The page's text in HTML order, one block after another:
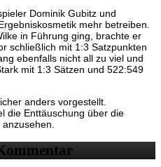
Dominik Gubitz und
mehr betreiben.
in Führung ging, brachte er
schließlich mit 1:3 Satzpunkten
ebenfalls nicht all zu viel und
mit 1:3 Sätzen und 522:549
anders vorgestellt.
die Enttäuschung über die